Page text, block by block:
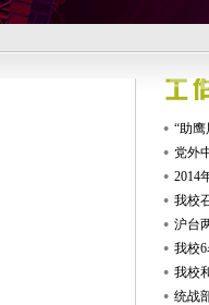
“助
党外
2014
我校
沪台
我校
我校
统战